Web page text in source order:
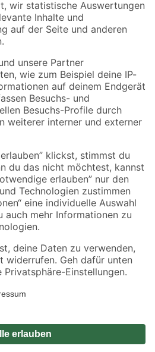
Versandarten
MwSt.. Die dargestellten Angebote sind unter
Die angegebenen Verfügbarkeiten beziehen
gilt nicht für Artikel mit Speditionsversand, hier
Impressum
Vertrag widerrufen